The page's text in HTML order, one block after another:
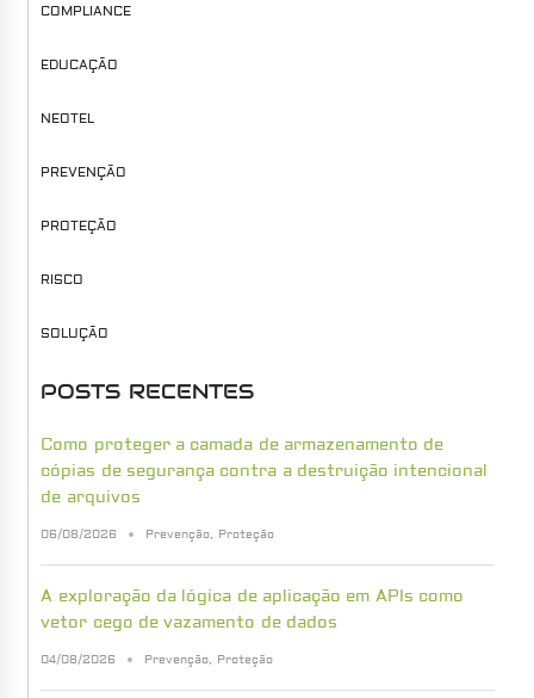
COMPLIANCE
EDUCAÇÃO
NEOTEL
PREVENÇÃO
PROTEÇÃO
RISCO
SOLUÇÃO
POSTS RECENTES
Como proteger a camada de armazenamento de
cópias de segurança contra a destruição intencional
de arquivos
06/08/2026 Prevenção, Proteção
A exploração da lógica de aplicação em APIs como
vetor cego de vazamento de dados
04/08/2026 Prevenção, Proteção